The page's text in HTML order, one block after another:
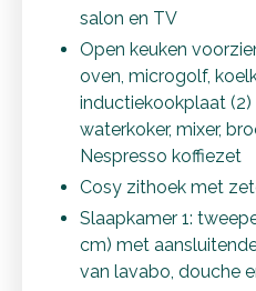
salon en TV
Open keuken
oven, microgolf,
inductiekookplaat (2)
waterkoker, mixer,
Nespresso koffiezet
Cosy zithoek met
Slaapkamer 1:
cm) met
van lavabo, douche